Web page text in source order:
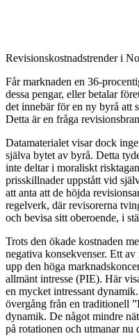
Revisionskostnadstrender i
Får marknaden en 36-
dessa pengar, eller betalar
det innebär för en ny byrå att
Detta är en fråga
Datamaterialet visar dock
själva bytet av byrå. Detta
inte deltar i moraliskt
prisskillnader uppstått vid
att anta att de höjda
regelverk, där revisorerna
och bevisa sitt oberoende, i
Trots den ökade kostnaden
negativa konsekvenser. Ett
upp den höga
allmänt intresse (PIE). Här
en mycket intressant
övergång från en traditionell
dynamik. De något mindre
på rotationen och utmanar nu